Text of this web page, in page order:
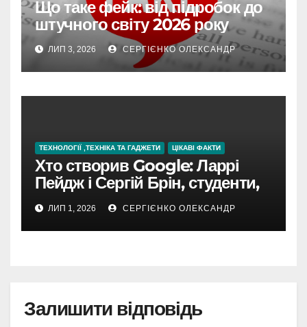
Що таке фейк: від підробок до
штучного світу 2026 року
ЛИП 3, 2026 СЕРГІЄНКО ОЛЕКСАНДР
ТЕХНОЛОГІЇ ,ТЕХНІКА ТА ГАДЖЕТИ ЦІКАВІ ФАКТИ
Хто створив Google: Ларрі
Пейдж і Сергій Брін, студенти,
чия ідея підкорила інтернет
ЛИП 1, 2026 СЕРГІЄНКО ОЛЕКСАНДР
Залишити відповідь